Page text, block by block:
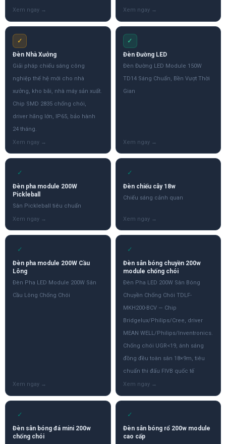
✓
Đèn Nhà Xưởng
Giải pháp chiếu sáng công
nghiệp thế hệ mới cho nhà
xưởng, kho bãi, nhà máy sản xuất.
Chip SMD 2835 chống chói,
driver hãng lớn, IP65, bảo hành
24 tháng.
✓
Đèn Đường LED
Đèn Đường LED Module 150W
TD14 Sáng Chuẩn, Bền Vượt Thời
Gian
✓
Đèn pha module 200W
Pickleball
Sân Pickleball tiêu chuẩn
✓
Đèn chiếu cây 18w
Chiếu sáng cảnh quan
✓
Đèn pha module 200W Cầu
Lông
Đèn Pha LED Module 200W Sân
Cầu Lông Chống Chói
✓
Đèn sân bóng chuyền 200w
module chống chói
Đèn Pha LED 200W Sân Bóng
Chuyền Chống Chói TDLF-
MKH200-BCV — Chip
Bridgelux/Philips/Cree, driver
MEAN WELL/Philips/Inventronics.
Chống chói UGR<19, ánh sáng
đồng đều toàn sân 18×9m, tiêu
chuẩn thi đấu FIVB quốc tế
✓
Đèn sân bóng đá mini 200w
chống chói
✓
Đèn sân bóng rổ 200w module
cao cấp